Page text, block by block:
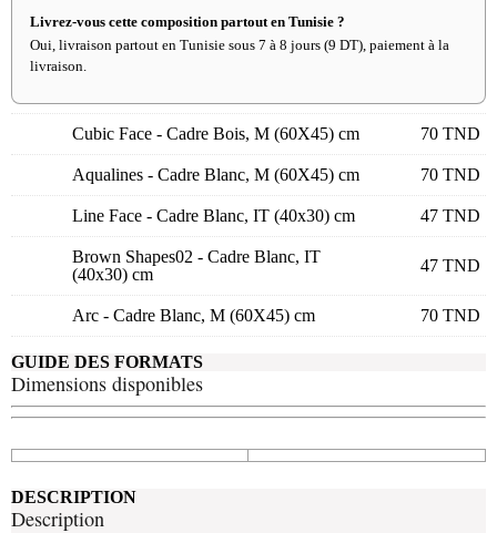
Livrez-vous cette composition partout en Tunisie ?
Oui, livraison partout en Tunisie sous 7 à 8 jours (9 DT), paiement à la
livraison.
Cubic Face - Cadre Bois, M (60X45) cm 70 TND
Aqualines - Cadre Blanc, M (60X45) cm 70 TND
Line Face - Cadre Blanc, IT (40x30) cm 47 TND
Brown Shapes02 - Cadre Blanc, IT
(40x30) cm
47 TND
Arc - Cadre Blanc, M (60X45) cm 70 TND
GUIDE DES FORMATS
Dimensions disponibles
DESCRIPTION
Description